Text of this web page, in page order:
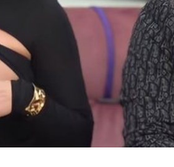
Amerikane
me
te
rendesishem: